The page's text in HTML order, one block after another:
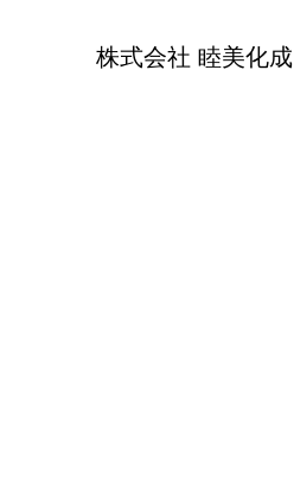
株式会社 睦美化成